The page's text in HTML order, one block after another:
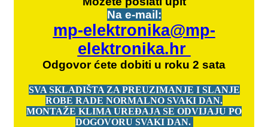
Na e-mail:
mp-elektronika@mp-
elektronika.hr
Odgovor ćete dobiti u roku 2 sata
SVA SKLADIŠTA ZA PREUZIMANJE I SLANJE
ROBE RADE NORMALNO SVAKI DAN.
MONTAŽE KLIMA UREĐAJA SE ODVIJAJU PO
DOGOVORU SVAKI DAN.